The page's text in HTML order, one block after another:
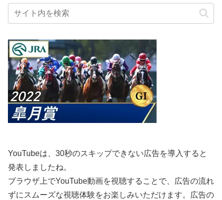
YouTubeは、30秒のスキップできない広告を導入すると
発表しましたね。
ブラウザ上でYouTube動画を視聴することで、広告の流れ
ずにスムーズな視聴体験をお楽しみいただけます。広告の